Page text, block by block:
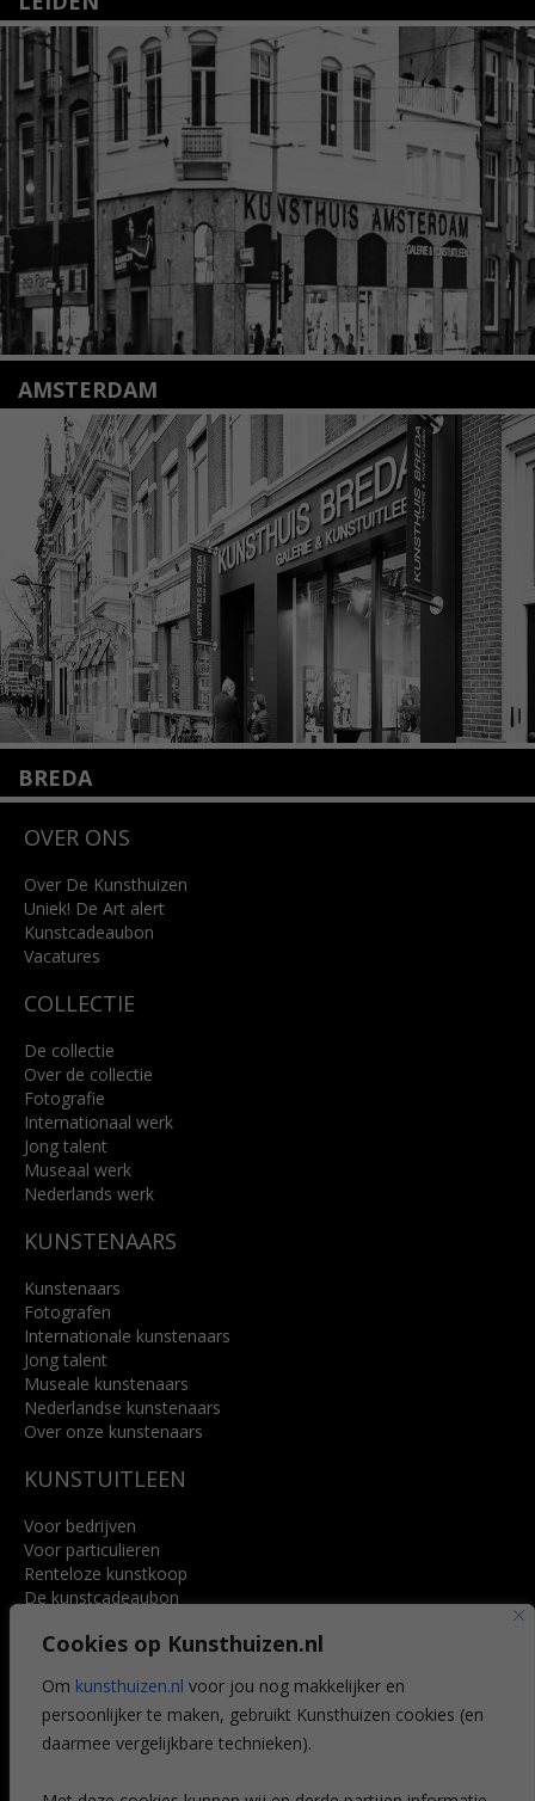
Cookies op Kunsthuizen.nl
Om kunsthuizen.nl voor jou nog makkelijker en
persoonlijker te maken, gebruikt Kunsthuizen cookies (en
daarmee vergelijkbare technieken).
Nieuwstraat 35
2312 KA Leiden
+31(0)71 – 52 84 480
info@kunsthuisleiden.nl
Lees meer
AMSTERDAM
Amstelveenseweg 135
1075 VX Amsterdam
+31 (0)20 2332546
info@kunsthuisamsterdam.nl
Lees meer
BREDA
4818 SB Breda
info@kunsthuisbreda.nl
Lees meer
OVER ONS
Over De Kunsthuizen
Uniek! De Art alert
Kunstcadeaubon
Vacatures
COLLECTIE
De collectie
Over de collectie
Fotografie
Internationaal werk
Jong talent
Museaal werk
Nederlands werk
KUNSTENAARS
Kunstenaars
Fotografen
Internationale kunstenaars
Jong talent
Museale kunstenaars
Nederlandse kunstenaars
Over onze kunstenaars
KUNSTUITLEEN
Voor bedrijven
Voor particulieren
Renteloze kunstkoop
De kunstcadeaubon
Voordelen
Veelgestelde vragen
CONTACT